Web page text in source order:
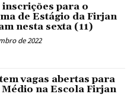
inscrições para o
de Estágio da Firjan
nesta sexta (11)
de 2022
vagas abertas para
na Escola Firjan